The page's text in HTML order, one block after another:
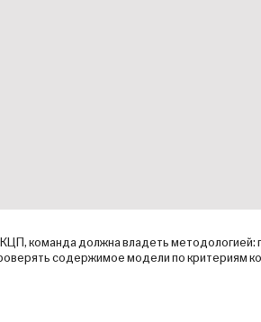
команда должна владеть методологией:
содержимое модели по критериям